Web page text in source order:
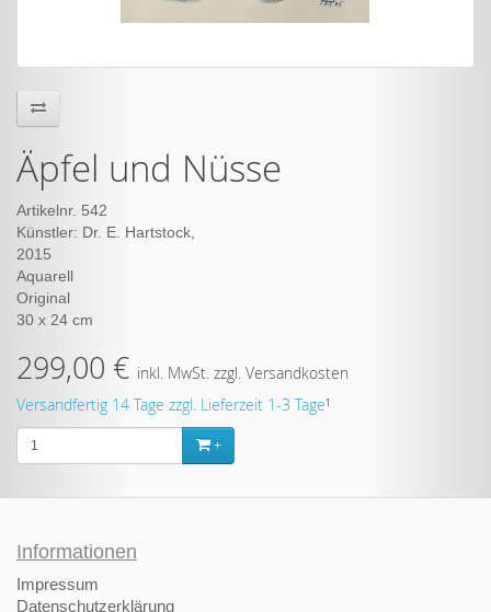
Äpfel und Nüsse
Artikelnr. 542
Künstler: Dr. E. Hartstock,
299,00 € inkl. MwSt. zzgl. Versandkosten
Versandfertig 14 Tage zzgl. Lieferzeit 1-3 Tage¹
+
Informationen
Impressum
Datenschutzerklärung